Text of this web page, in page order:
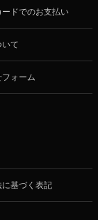
ドでのお支払い
て
ォーム
基づく表記